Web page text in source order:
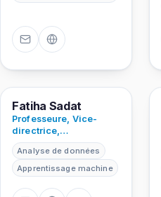
FS
Fatiha Sadat
Professeure, Vice-
directrice,
Responsable Axe 4
Analyse de données
Apprentissage machine